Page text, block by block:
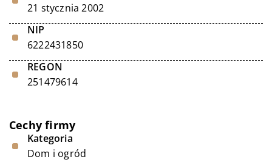
21 stycznia 2002
NIP
6222431850
REGON
251479614
Cechy firmy
Kategoria
Dom i ogród